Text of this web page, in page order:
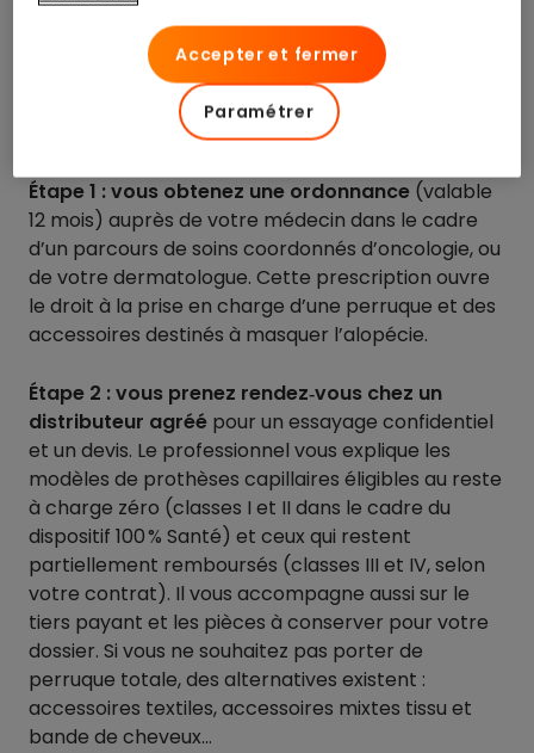
(foulard, turban, bonnet).
Comment ça marche ?
Pour en bénéficier, il est important de respecter
les étapes suivantes.
Étape 1 : vous obtenez une ordonnance (valable
12 mois) auprès de votre médecin dans le cadre
d’un parcours de soins coordonnés d’oncologie, ou
de votre dermatologue. Cette prescription ouvre
le droit à la prise en charge d’une perruque et des
accessoires destinés à masquer l’alopécie.
Étape 2 :vous prenez rendez‑vous chez un
distributeur agréé pour un essayage confidentiel
et un devis. Le professionnel vous explique les
modèles de prothèses capillaires éligibles au reste
à charge zéro (classes I et II dans le cadre du
dispositif 100 % Santé) et ceux qui restent
partiellement remboursés (classes III et IV, selon
votre contrat). Il vous accompagne aussi sur le
tiers payant et les pièces à conserver pour votre
dossier. Si vous ne souhaitez pas porter de
perruque totale, des alternatives existent :
accessoires textiles, accessoires mixtes tissu et
bande de cheveux…
Accepter et fermer
Paramétrer